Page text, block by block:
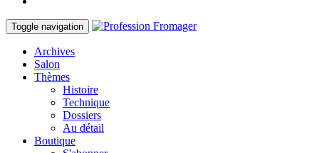
Toggle navigation
Archives
Salon
Thèmes
Histoire
Technique
Dossiers
Au détail
Boutique